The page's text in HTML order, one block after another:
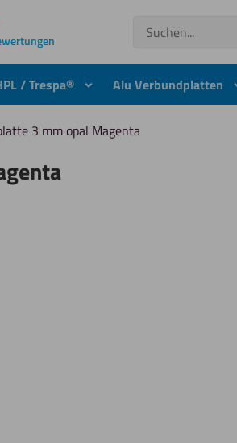
Suchen
/ Trespa® Alu Verbundplatten
3 mm opal Magenta